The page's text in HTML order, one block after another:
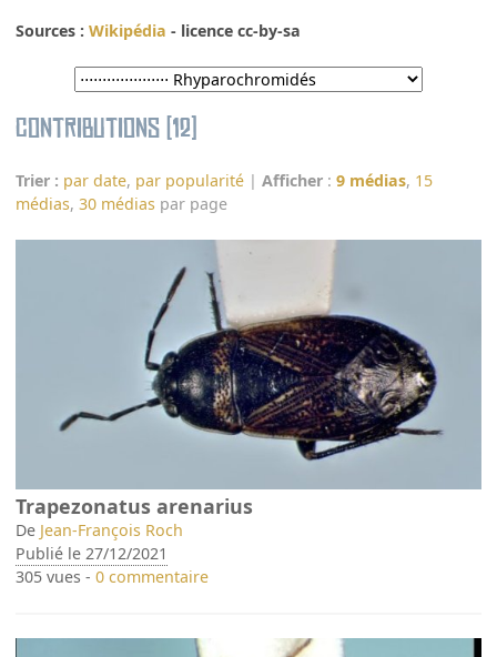
Sources :Wikipédia - licence cc-by-sa
Contributions (12)
Trier : par date, par popularité |Afficher :9 médias, 15
médias,30 médias par page
Trapezonatus arenarius
De Jean-François Roch
Publié le 27/12/2021
305 vues -0 commentaire